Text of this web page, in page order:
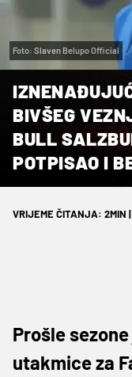
Foto: Slaven Belupo Official
BIVŠEG
BULL
POTPISAO I
VRIJEME ČITANJA: 2MIN
Prošle
utakmice za